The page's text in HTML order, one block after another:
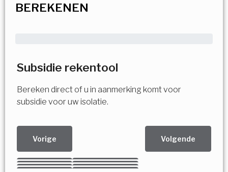
BEREKENEN
Subsidie rekentool
Bereken direct of u in aanmerking komt voor
subsidie voor uw isolatie.
Vorige Volgende
Kies uw Isolatiemaatregel